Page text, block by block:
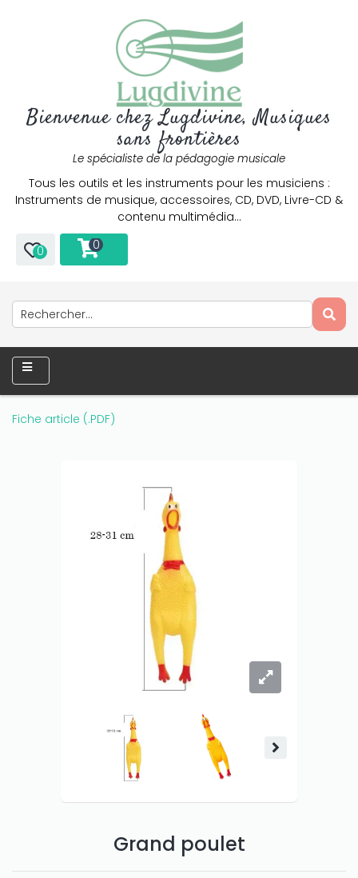
Bienvenue chez Lugdivine, Musiques
sans frontières
Le spécialiste de la pédagogie musicale
Tous les outils et les instruments pour les musiciens :
Instruments de musique, accessoires, CD, DVD, Livre-CD &
contenu multimédia…
0 0
Fiche article (.PDF)
Grand poulet